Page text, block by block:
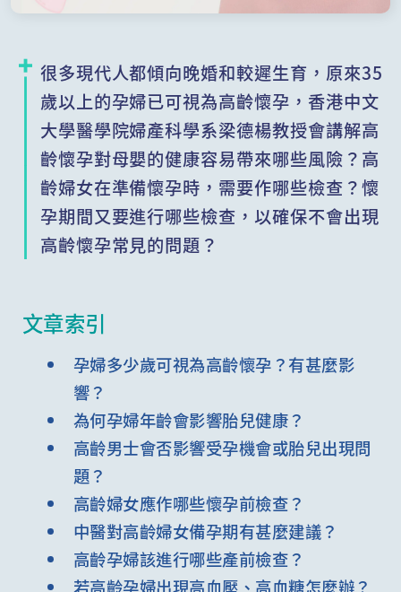
很多現代人都傾向晚婚和較遲生育，原來35
歲以上的孕婦已可視為高齡懷孕，香港中文
大學醫學院婦產科學系梁德楊教授會講解高
齡懷孕對母嬰的健康容易帶來哪些風險？高
齡婦女在準備懷孕時，需要作哪些檢查？懷
孕期間又要進行哪些檢查，以確保不會出現
高齡懷孕常見的問題？
文章索引
孕婦多少歲可視為高齡懷孕？有甚麼影
響？
為何孕婦年齡會影響胎兒健康？
高齡男士會否影響受孕機會或胎兒出現問
題？
高齡婦女應作哪些懷孕前檢查？
中醫對高齡婦女備孕期有甚麼建議？
高齡孕婦該進行哪些產前檢查？
若高齡孕婦出現高血壓、高血糖怎麼辦？